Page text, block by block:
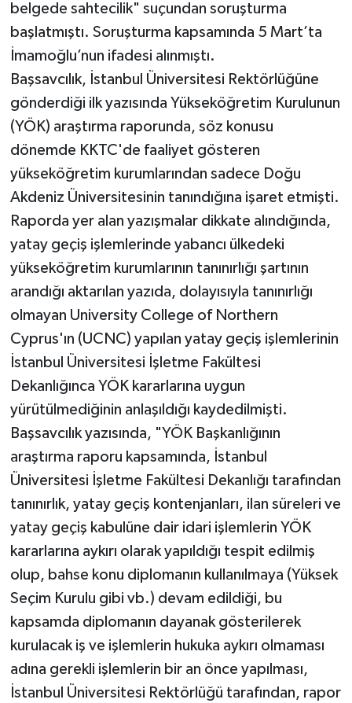
belgede sahtecilik" suçundan soruşturma
başlatmıştı. Soruşturma kapsamında 5 Mart’ta
İmamoğlu’nun ifadesi alınmıştı.
Başsavcılık, İstanbul Üniversitesi Rektörlüğüne
gönderdiği ilk yazısında Yükseköğretim Kurulunun
(YÖK) araştırma raporunda, söz konusu
dönemde KKTC'de faaliyet gösteren
yükseköğretim kurumlarından sadece Doğu
Akdeniz Üniversitesinin tanındığına işaret etmişti.
Raporda yer alan yazışmalar dikkate alındığında,
yatay geçiş işlemlerinde yabancı ülkedeki
yükseköğretim kurumlarının tanınırlığı şartının
arandığı aktarılan yazıda, dolayısıyla tanınırlığı
olmayan University College of Northern
Cyprus'ın (UCNC) yapılan yatay geçiş işlemlerinin
İstanbul Üniversitesi İşletme Fakültesi
Dekanlığınca YÖK kararlarına uygun
yürütülmediğinin anlaşıldığı kaydedilmişti.
Başsavcılık yazısında, "YÖK Başkanlığının
araştırma raporu kapsamında, İstanbul
Üniversitesi İşletme Fakültesi Dekanlığı tarafından
tanınırlık, yatay geçiş kontenjanları, ilan süreleri ve
yatay geçiş kabulüne dair idari işlemlerin YÖK
kararlarına aykırı olarak yapıldığı tespit edilmiş
olup, bahse konu diplomanın kullanılmaya (Yüksek
Seçim Kurulu gibi vb.) devam edildiği, bu
kapsamda diplomanın dayanak gösterilerek
kurulacak iş ve işlemlerin hukuka aykırı olmaması
adına gerekli işlemlerin bir an önce yapılması,
İstanbul Üniversitesi Rektörlüğü tarafından, rapor